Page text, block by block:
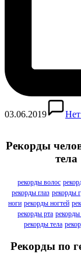
03.06.2019
Рекорды
тела
рекорды волос
рекорды глаз рекорды
ноги рекорды ногтей
рекорды рта рекорды
рекорды тела
Рекорды по